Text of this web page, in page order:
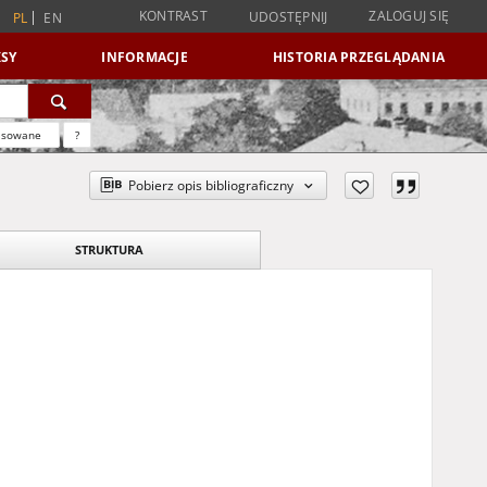
PL EN KONTRAST UDOSTĘPNIJ ZALOGUJ SIĘ
INFORMACJE HISTORIA PRZEGLĄDANIA
?
Pobierz opis bibliograficzny
STRUKTURA